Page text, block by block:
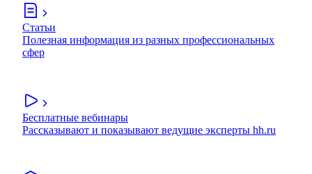
Статьи
Полезная информация из разных профессиональных
сфер
Бесплатные вебинары
Рассказывают и показывают ведущие эксперты hh.ru